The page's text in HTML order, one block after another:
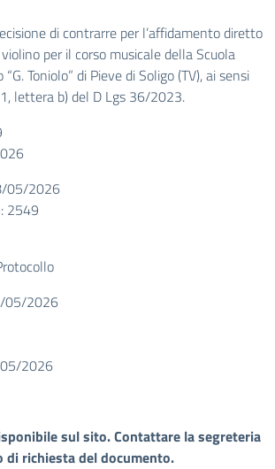
di contrarre per l’affidamento diretto
per il corso musicale della Scuola
Toniolo” di Pieve di Soligo (TV), ai sensi
lettera b) del D Lgs 36/2023.
05/2026
: 2549
05/2026
2026
sul sito. Contattare la segreteria
di richiesta del documento.